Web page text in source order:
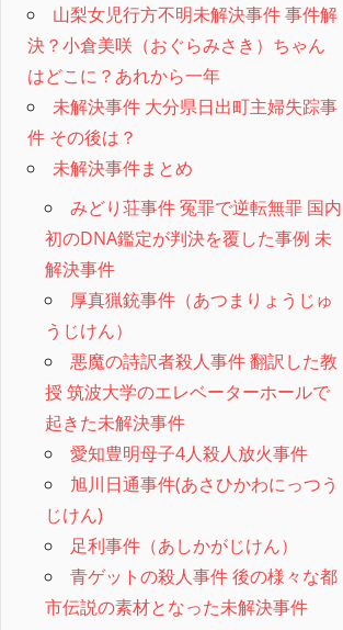
山梨女児行方不明未解決事件 事件解
決？小倉美咲（おぐらみさき）ちゃん
はどこに？あれから一年
未解決事件 大分県日出町主婦失踪事
件 その後は？
未解決事件まとめ
みどり荘事件 冤罪で逆転無罪 国内
初のDNA鑑定が判決を覆した事例 未
解決事件
厚真猟銃事件（あつまりょうじゅ
うじけん）
悪魔の詩訳者殺人事件 翻訳した教
授 筑波大学のエレベーターホールで
起きた未解決事件
愛知豊明母子4人殺人放火事件
旭川日通事件(あさひかわにっつう
じけん)
足利事件（あしかがじけん）
青ゲットの殺人事件 後の様々な都
市伝説の素材となった未解決事件